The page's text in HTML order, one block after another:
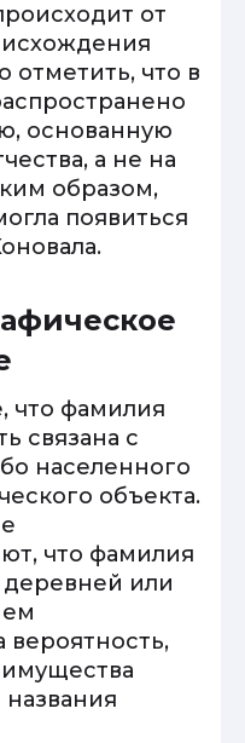
от
отметить, что в
основанную
а не на
образом,
появиться
что фамилия
связана с
населенного
объекта.
что фамилия
деревней или
вероятность,